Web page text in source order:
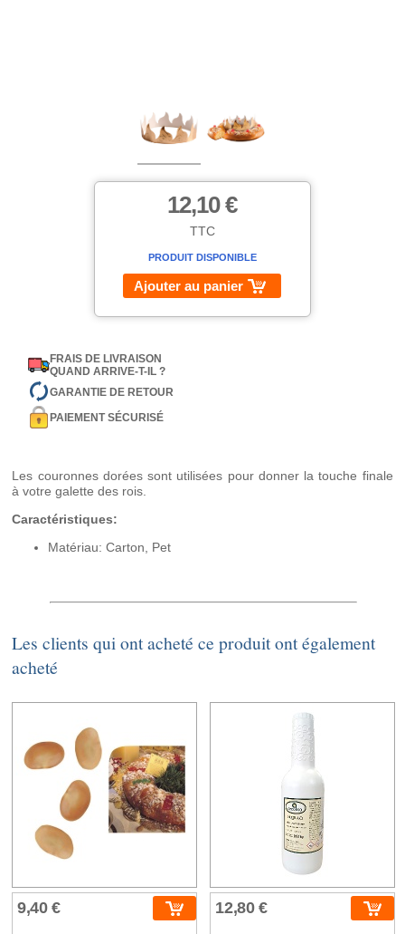
12,10 €
TTC
PRODUIT DISPONIBLE
Ajouter au panier
FRAIS DE LIVRAISON
QUAND ARRIVE-T-IL ?
GARANTIE DE RETOUR
PAIEMENT SÉCURISÉ
Les couronnes dorées sont utilisées pour donner la touche finale
à votre galette des rois.
Caractéristiques:
Matériau: Carton, Pet
Les clients qui ont acheté ce produit ont également
acheté
9,40 € 12,80 €